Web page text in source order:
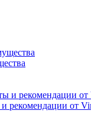
рекомендации от